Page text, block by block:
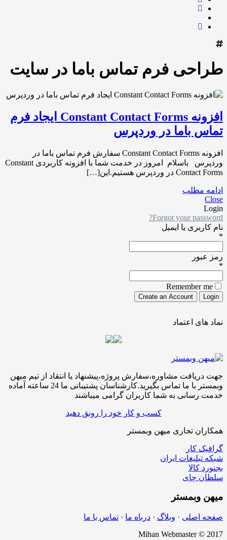
طراحی فرم تماس باما در سایت
افزونه Constant Contact Forms ایجاد فرم
تماس باما در وردپرس
افزونه Constant Contact Forms سفارش فرم تماس باما در
وردپرس باسلام امروز در خدمت شما با افزونه کاربردی Constant
Contact Forms در وردپرس هستیم.این[…]
ادامه مطلب
Close
Login
Forgot your password?
نام کاربری یا ایمیل
*
رمز عبور
*
Remember me
نماد های اعتماد
جهت دریافت مشاوره،سفارش پروژه،پیشنهاد یا انتقاد از تیم میهن
وبمستر با ما تماس بگیرید.کارشناسان پشتیبانی ما 24 ساعته آماده
خدمت رسانی به شما کاربران گرامی میباشند
کسب و کار خود را رونق دهید
همکاران تجاری میهن وبمستر
گرافیک کار
شبکه تبلیغات ایران
بجنورد کالا
سلطان چای
میهن وبمستر
صفحه اصلی · وبلاگ · درباه ما · تماس با ما
Mihan Webmaster © 2017